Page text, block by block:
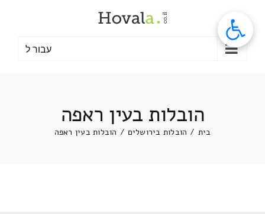
עבור ל
הובלות בעין ראפה
בית / הובלות בירושלים / הובלות בעין ראפה